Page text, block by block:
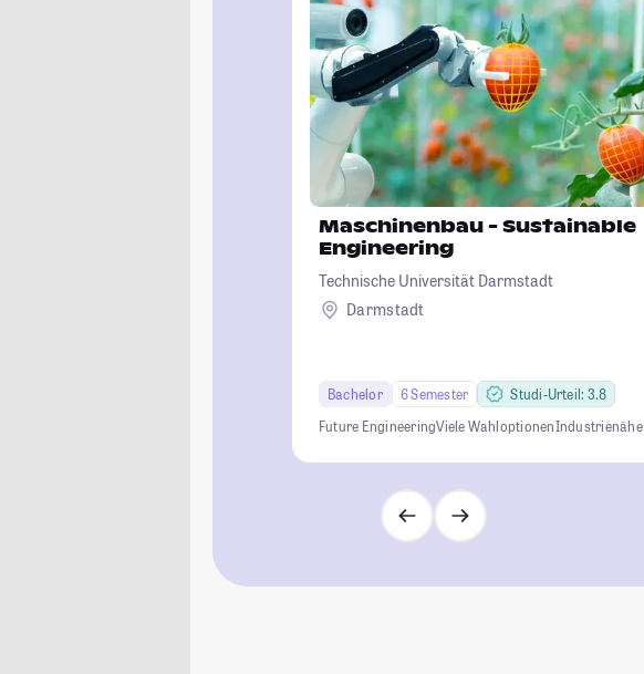
Maschinenbau - Sustainable
Engineering
Technische Universität Darmstadt
Darmstadt
Bachelor 6 Semester
Studi-Urteil: 3.8
Future EngineeringViele WahloptionenIndustrienähe